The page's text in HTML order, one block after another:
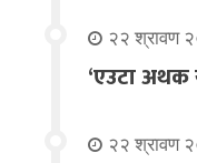
२२ श्रावण
‘एउटा अथक
२२ श्रावण